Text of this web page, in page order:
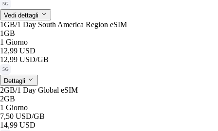
5G
Vedi dettagli
1GB/1 Day South America Region eSIM
1GB
1 Giorno
12,99 USD
12,99 USD/GB
5G
Dettagli
2GB/1 Day Global eSIM
2GB
1 Giorno
7,50 USD/GB
14,99 USD